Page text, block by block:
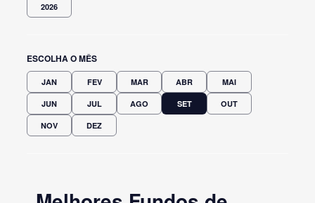
2026
ESCOLHA O MÊS
JAN FEV MAR ABR MAI
JUN JUL AGO SET OUT
NOV DEZ